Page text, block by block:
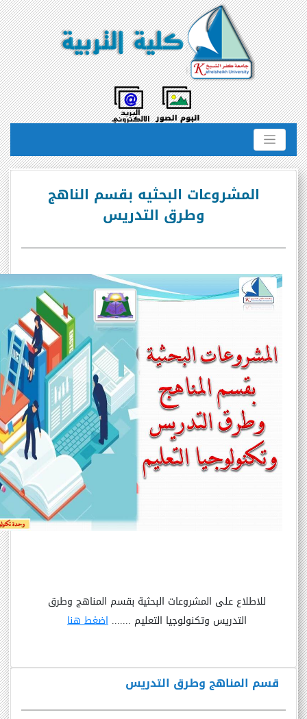
قسم المناهج وطرق التدريس
المشروعات البحثيه بقسم الناهج
وطرق التدريس
للاطلاع على المشروعات البحثية بقسم المناهج وطرق
التدريس وتكنولوجيا التعليم ....... اضغط هنا